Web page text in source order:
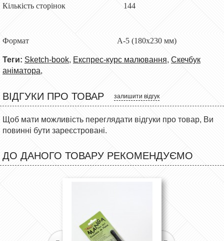
Кількість сторінок 144
Формат А-5 (180x230 мм)
Теги: Sketch-book, Експрес-курс малювання, Скечбук
аніматора,
ВІДГУКИ ПРО ТОВАР залишити відгук
Щоб мати можливість переглядати відгуки про товар, Ви
повинні бути зареєстровані.
ДО ДАНОГО ТОВАРУ РЕКОМЕНДУЄМО